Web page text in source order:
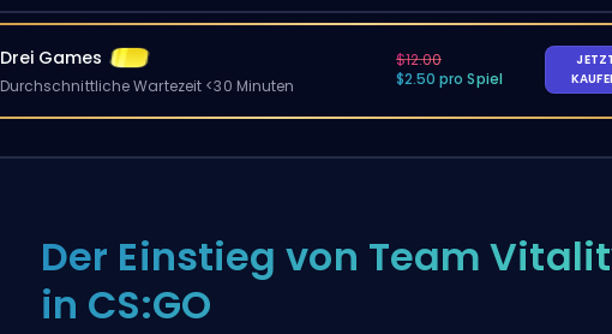
Drei Games
Durchschnittliche Wartezeit <30 Minuten
$12.00
$2.50 pro Spiel
Der Einstieg von Team
in CS:GO